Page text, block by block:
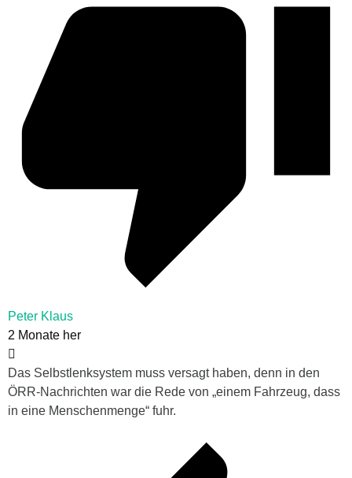
Peter Klaus
2 Monate her
Das Selbstlenksystem muss versagt haben, denn in den
ÖRR-Nachrichten war die Rede von „einem Fahrzeug, dass
in eine Menschenmenge“ fuhr.